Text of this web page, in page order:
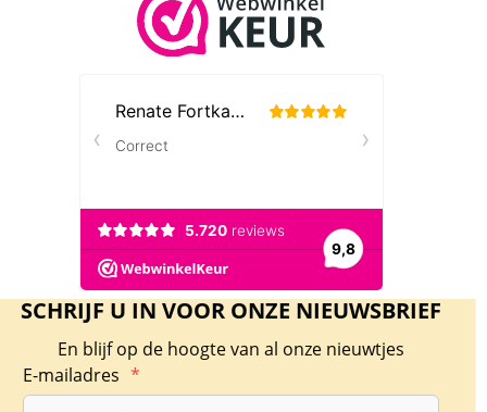
SCHRIJF U IN VOOR ONZE NIEUWSBRIEF
En blijf op de hoogte van al onze nieuwtjes
E-mailadres *